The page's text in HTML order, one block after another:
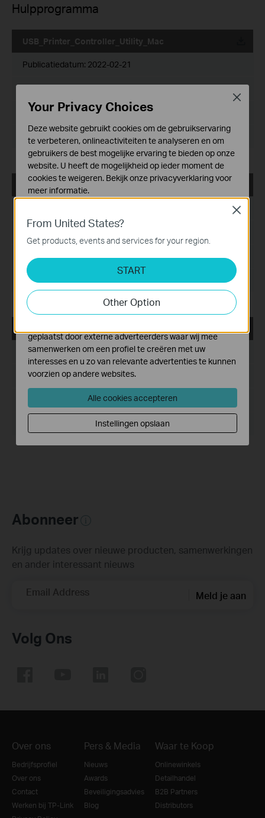
Hulpprogramma
USB_Printer_Controller_Utility_Mac
Publicatiedatum: 2022-02-21
Bestandsgrootte:1.75 MB
Besturingssysteem: Mac OS 10.15/11.x/12.x
USB_Printer_Controller_Utility_Mac
Bestandsgrootte:2.53 MB
Besturingssysteem: Mac OS 10.9-10.14
Publicatiedatum:2016-11-24
Taal:Engels
Bestandsgrootte:14.6 MB
Besturingssysteem: Win2000/XP/2003/Vista/7/8/8.1/10
Abonneer
Krijg updates over nieuwe producten, samenwerkingen
en ander interessant nieuws
Email Address Meld je aan
Volg Ons
Over ons
Bedrijfsprofiel
Over ons
Contact
Werken bij TP-Link
Pers & Media
Nieuws
Awards
Beveiligingsadvies
Blog
Waar te Koop
Onlinewinkels
Detailhandel
B2B Partners
Distributors
From United States?
Get products, events and services for your region.
START
Other Option
Close
Your Privacy Choices
Deze website gebruikt cookies om de gebruikservaring
te verbeteren, onlineactiviteiten te analyseren en om
gebruikers de best mogelijke ervaring te bieden op onze
website. U heeft de mogelijkheid op ieder moment de
cookies te weigeren. Bekijk onze privacyverklaringvoor
meer informatie.
Deze cookies zijn noodzakelijk voor de werking van de
website en kunnen niet worden uitgeschakeld.
Analyse en Marketing Cookies
Cookies voor analyse geven ons de mogelijkheid uw
activiteiten op onze website te volgen en zo de
functionaliteit van de website aan te passen en te
verbeteren.
geplaatst door externe adverteerders waar wij mee
samenwerken om een profiel te creëren met uw
interesses en u zo van relevante advertenties te kunnen
voorzien op andere websites.
Alle cookies accepteren
Instellingen opslaan
Close